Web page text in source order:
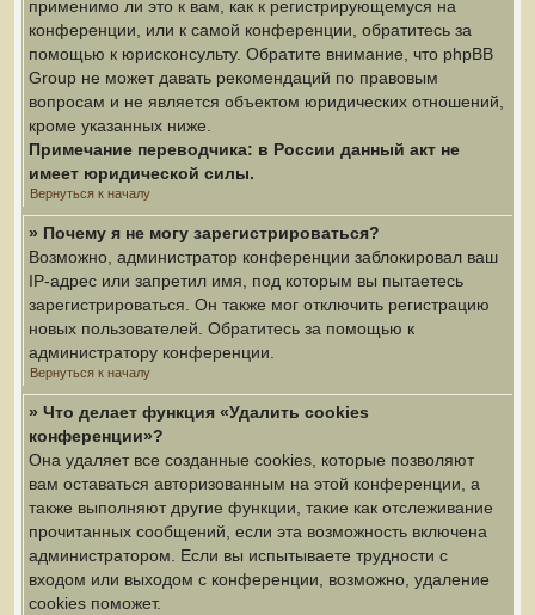
применимо ли это к вам, как к регистрирующемуся на
конференции, или к самой конференции, обратитесь за
помощью к юрисконсульту. Обратите внимание, что phpBB
Group не может давать рекомендаций по правовым
вопросам и не является объектом юридических отношений,
кроме указанных ниже.
Примечание переводчика: в России данный акт не
имеет юридической силы.
Вернуться к началу
» Почему я не могу зарегистрироваться?
Возможно, администратор конференции заблокировал ваш
IP-адрес или запретил имя, под которым вы пытаетесь
зарегистрироваться. Он также мог отключить регистрацию
новых пользователей. Обратитесь за помощью к
администратору конференции.
Вернуться к началу
» Что делает функция «Удалить cookies
конференции»?
Она удаляет все созданные cookies, которые позволяют
вам оставаться авторизованным на этой конференции, а
также выполняют другие функции, такие как отслеживание
прочитанных сообщений, если эта возможность включена
администратором. Если вы испытываете трудности с
входом или выходом с конференции, возможно, удаление
cookies поможет.